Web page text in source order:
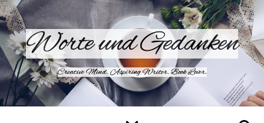
Worte und Gedanken
Creative Mind. Aspiring Writer. Book Lover.